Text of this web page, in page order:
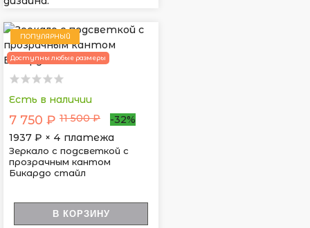
ПОПУЛЯРНЫЙ
Доступны любые размеры
Есть в наличии
7 750 ₽ 11 500 ₽
-32%
1937 ₽ × 4 платежа
Зеркало с подсветкой с
прозрачным кантом
Бикардо стайл
В КОРЗИНУ